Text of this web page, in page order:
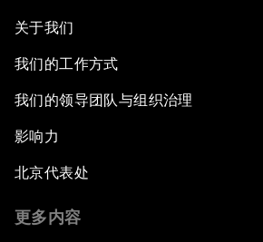
关于我们
我们的工作方式
我们的领导团队与组织治理
影响力
北京代表处
更多内容